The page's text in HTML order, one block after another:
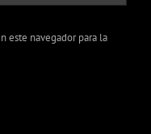
este navegador para la